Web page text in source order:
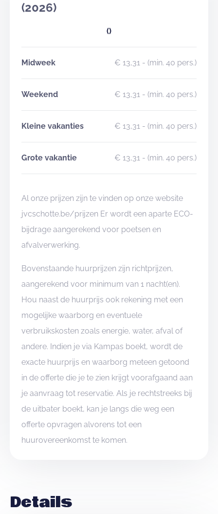
boogscheut van de stad Aalst, kan je bij JVC Schotte
(2026)
()
Midweek € 13,31 - (min. 40 pers.)
Weekend € 13,31 - (min. 40 pers.)
Kleine vakanties € 13,31 - (min. 40 pers.)
Grote vakantie € 13,31 - (min. 40 pers.)
Al onze prijzen zijn te vinden op onze website
jvcschotte.be/prijzen Er wordt een aparte ECO-
bijdrage aangerekend voor poetsen en
afvalverwerking.
Bovenstaande huurprijzen zijn richtprijzen,
aangerekend voor minimum van 1 nacht(en).
Hou naast de huurprijs ook rekening met een
mogelijke waarborg en eventuele
verbruikskosten zoals energie, water, afval of
andere. Indien je via Kampas boekt, wordt de
exacte huurprijs en waarborg meteen getoond
in de offerte die je te zien krijgt voorafgaand aan
je aanvraag tot reservatie. Als je rechtstreeks bij
de uitbater boekt, kan je langs die weg een
offerte opvragen alvorens tot een
huurovereenkomst te komen.
Details